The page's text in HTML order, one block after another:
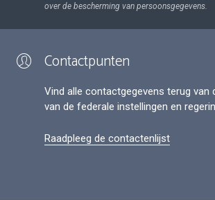
over de bescherming van persoonsgegevens.
Contactpunten
Vind alle contactgegevens terug van
van de federale instellingen en
Raadpleeg de contactenlijst